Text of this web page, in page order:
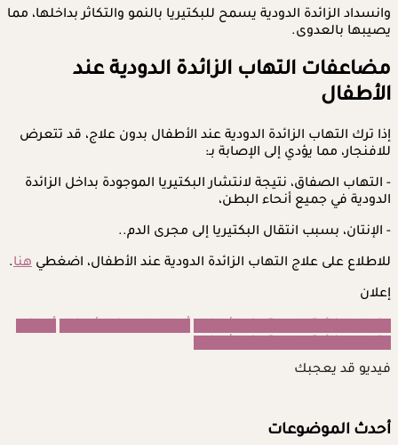
وانسداد الزائدة الدودية يسمح للبكتيريا بالنمو والتكاثر بداخلها، مما
يصيبها بالعدوى.
مضاعفات التهاب الزائدة الدودية عند
الأطفال
إذا ترك التهاب الزائدة الدودية عند الأطفال بدون علاج، قد تتعرض
للافنجار، مما يؤدي إلى الإصابة بـ:
- التهاب الصفاق، نتيجة لانتشار البكتيريا الموجودة بداخل الزائدة
الدودية في جميع أنحاء البطن،
- الإنتان، بسبب انتقال البكتيريا إلى مجرى الدم..
للاطلاع على علاج التهاب الزائدة الدودية عند الأطفال، اضغطي هنا.
إعلان
فيديو قد يعجبك
أحدث الموضوعات